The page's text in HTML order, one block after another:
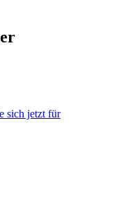
sich jetzt für